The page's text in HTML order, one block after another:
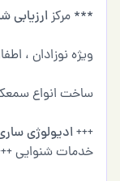
*** مرکزارزیابی
ویژه نوزادان ،
ساخت انواع
+++ادیولوژی
خدمات شنوایی